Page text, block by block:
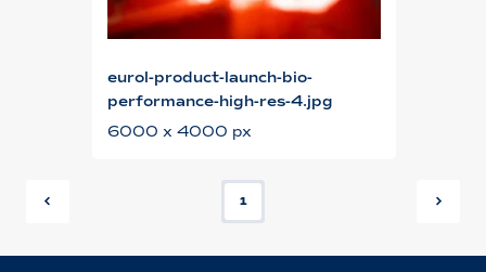
eurol-product-launch-bio-
performance-high-res-4.jpg
6000 x 4000 px
1